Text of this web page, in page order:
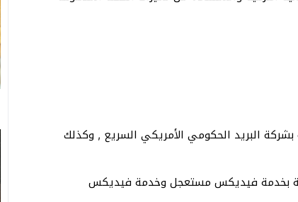
الشحن الخاصة بشركة البريد الحكومي الأمريكي السريع , وكذلك
الشحن الخاصة بخدمة فيديكس مستعجل وخدمة فيديكس